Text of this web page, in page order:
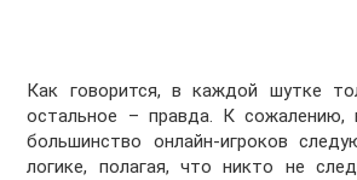
Как говорится, в каждой шутке
остальное – правда. К сожалению,
большинство онлайн-игроков
логике, полагая, что никто не